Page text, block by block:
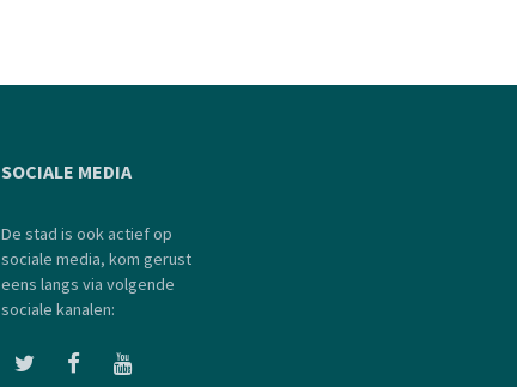
SOCIALE MEDIA
De stad is ook actief op
sociale media, kom gerust
eens langs via volgende
sociale kanalen: